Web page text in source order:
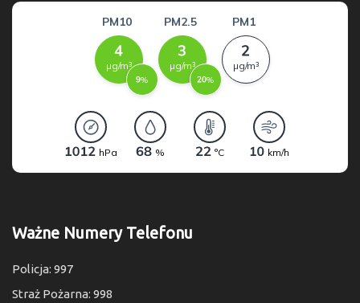
Ważne Numery Telefonu
Policja: 997
Straż Pożarna: 998